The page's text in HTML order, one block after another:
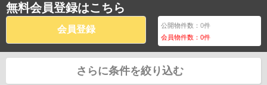
無料会員登録はこちら
会員登録 公開物件数：0件
会員物件数：0件
さらに条件を絞り込む